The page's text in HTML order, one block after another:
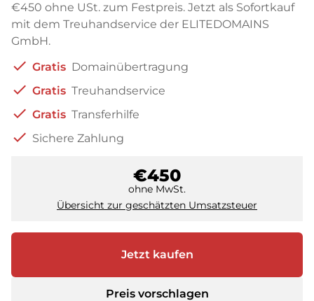
€450 ohne USt. zum Festpreis. Jetzt als Sofortkauf
mit dem Treuhandservice der ELITEDOMAINS
GmbH.
check Gratis Domainübertragung
check Gratis Treuhandservice
check Gratis Transferhilfe
check Sichere Zahlung
€450
ohne MwSt.
Übersicht zur geschätzten Umsatzsteuer
Jetzt kaufen
Preis vorschlagen